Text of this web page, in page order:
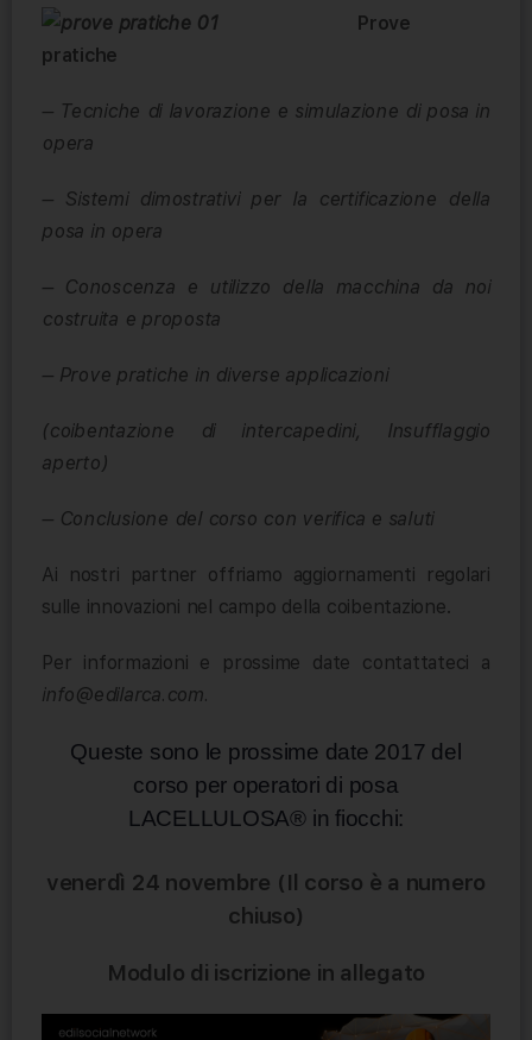
Prove
pratiche
– Tecniche di lavorazione e simulazione di posa in
opera
– Sistemi dimostrativi per la certificazione della
posa in opera
– Conoscenza e utilizzo della macchina da noi
costruita e proposta
– Prove pratiche in diverse applicazioni
(coibentazione di intercapedini, Insufflaggio
aperto)
– Conclusione del corso con verifica e saluti
Ai nostri partner offriamo aggiornamenti regolari
sulle innovazioni nel campo della coibentazione.
Per informazioni e prossime date contattateci a
info@edilarca.com.
Queste sono le prossime date 2017 del
corso per operatori di posa
LACELLULOSA® in fiocchi:
venerdì 24 novembre (Il corso è a numero
chiuso)
Modulo di iscrizione in allegato